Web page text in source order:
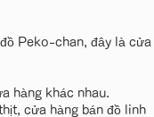
Peko-chan, đây là cửa
hàng khác nhau.
cửa hàng bán đồ linh